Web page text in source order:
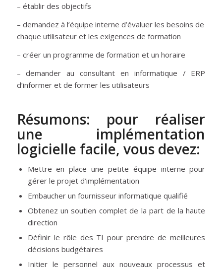
– établir des objectifs
– demandez à l’équipe interne d’évaluer les besoins de
chaque utilisateur et les exigences de formation
– créer un programme de formation et un horaire
– demander au consultant en informatique / ERP
d’informer et de former les utilisateurs
Résumons: pour réaliser
une implémentation
logicielle facile, vous devez:
Mettre en place une petite équipe interne pour
gérer le projet d’implémentation
Embaucher un fournisseur informatique qualifié
Obtenez un soutien complet de la part de la haute
direction
Définir le rôle des TI pour prendre de meilleures
décisions budgétaires
Initier le personnel aux nouveaux processus et